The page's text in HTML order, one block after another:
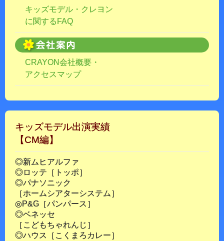
キッズモデル・クレヨン
に関するFAQ
CRAYON会社概要・
アクセスマップ
キッズモデル出演実績
【CM編】
◎新ムヒアルファ
◎ロッテ［トッポ］
◎パナソニック
［ホームシアターシステム］
◎P&G［パンパース］
◎ベネッセ
［こどもちゃれんじ］
◎ハウス［こくまろカレー］